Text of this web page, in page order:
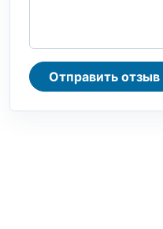
Отправить отзыв